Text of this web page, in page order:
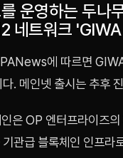
운영하는 두나
네트워크
에 따르면
. 메인넷 출시는 추후
은 OP 엔터프라이즈
관급 블록체인 인프라